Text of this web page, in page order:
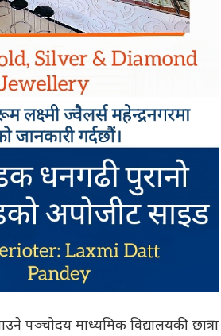
पञ्चोदय माध्यमिक विद्यालयकी छात्रा